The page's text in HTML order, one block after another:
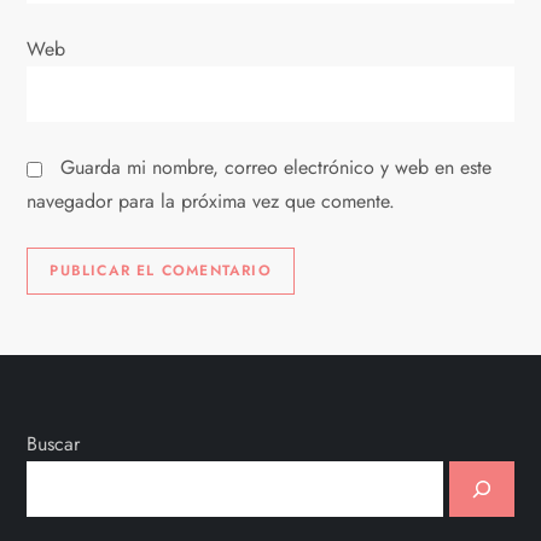
a
Web
Guarda mi nombre, correo electrónico y web en este
navegador para la próxima vez que comente.
Buscar